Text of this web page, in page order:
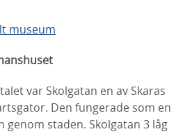
museum
var Skolgatan en av Skaras
Den fungerade som en
genom staden. Skolgatan 3 låg